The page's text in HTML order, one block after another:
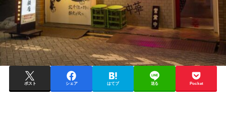
ポスト シェア はてブ 送る Pocket